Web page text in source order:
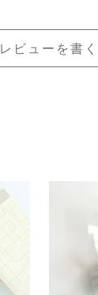
レビューを書く